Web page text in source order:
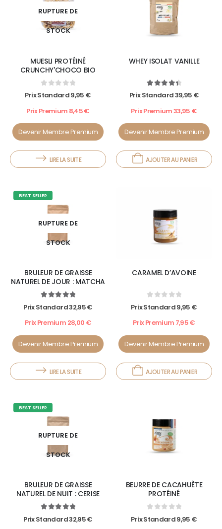
RUPTURE DE
STOCK
MUESLI PROTÉINÉ
CRUNCHY'CHOCO BIO
Prix Standard9,95 €
Prix Premium 8,45€
Devenir Membre Premium
LIRE LA SUITE
WHEY ISOLAT VANILLE
Prix Standard39,95 €
Prix Premium33,95 €
Devenir Membre Premium
AJOUTER AU PANIER
BEST SELLER
RUPTURE DE
STOCK
BRULEUR DE GRAISSE
NATUREL DE JOUR : MATCHA
Prix Standard32,95€
Prix Premium 28,00 €
Devenir Membre Premium
LIRE LA SUITE
CARAMEL D’AVOINE
Prix Standard9,95 €
Prix Premium 7,95€
Devenir Membre Premium
AJOUTER AU PANIER
BEST SELLER
RUPTURE DE
STOCK
BRULEUR DE GRAISSE
NATUREL DE NUIT : CERISE
Prix Standard32,95€
BEURRE DE CACAHUÈTE
PROTÉINÉ
Prix Standard9,95 €